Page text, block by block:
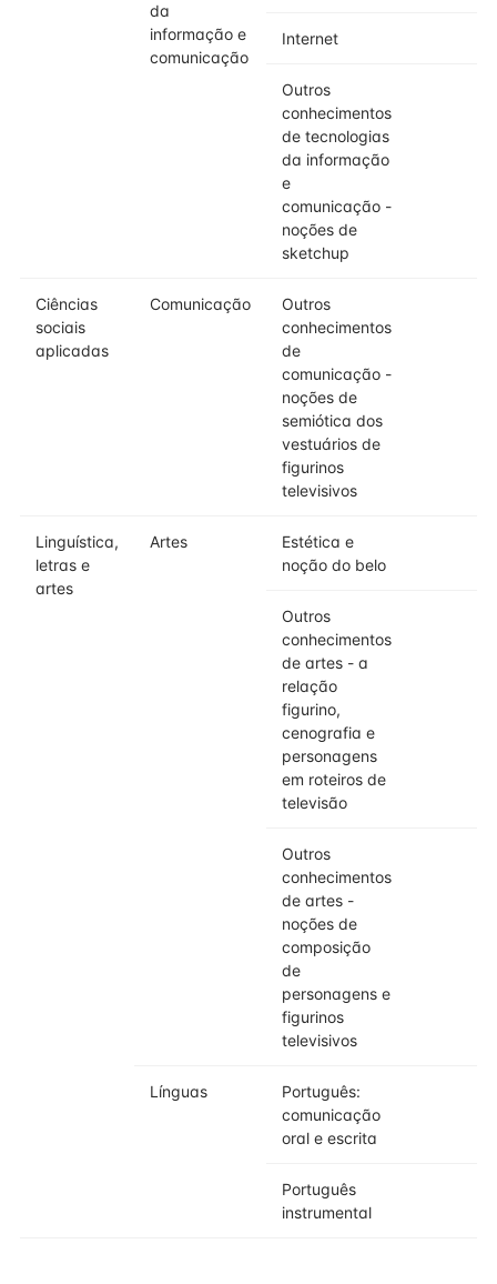
da
informação e
comunicação
Internet
Outros
conhecimentos
de tecnologias
da informação
e
comunicação -
noções de
sketchup
Ciências
sociais
aplicadas
Comunicação
Outros
conhecimentos
de
comunicação -
noções de
semiótica dos
vestuários de
figurinos
televisivos
Linguística,
letras e
artes
Artes
Estética e
noção do belo
Outros
conhecimentos
de artes - a
relação
figurino,
cenografia e
personagens
em roteiros de
televisão
Outros
conhecimentos
de artes -
noções de
composição
de
personagens e
figurinos
televisivos
Línguas
Português:
comunicação
oral e escrita
Português
instrumental